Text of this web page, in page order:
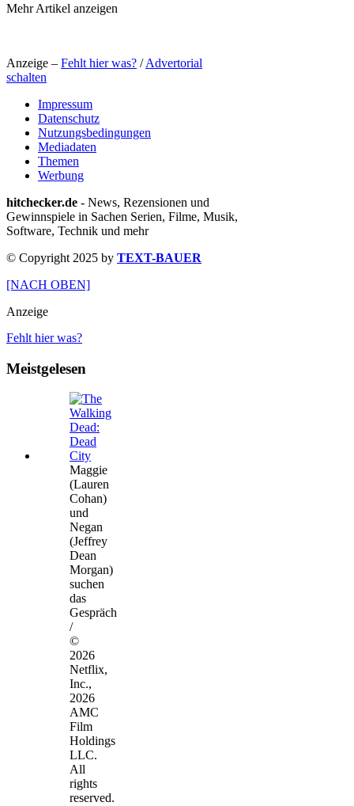
Mehr Artikel anzeigen
Anzeige – Fehlt hier was? /Advertorial
schalten
Impressum
Datenschutz
Nutzungsbedingungen
Mediadaten
Themen
Werbung
hitchecker.de - News, Rezensionen und
Gewinnspiele in Sachen Serien, Filme, Musik,
Software, Technik und mehr
© Copyright 2025 by TEXT-BAUER
[NACH OBEN]
Anzeige
Fehlt hier was?
Meistgelesen
Maggie
(Lauren
Cohan)
und
Negan
(Jeffrey
Dean
Morgan)
suchen
das
Gespräch
/
©
2026
Netflix,
Inc.,
2026
AMC
Film
Holdings
LLC.
All
rights
reserved.